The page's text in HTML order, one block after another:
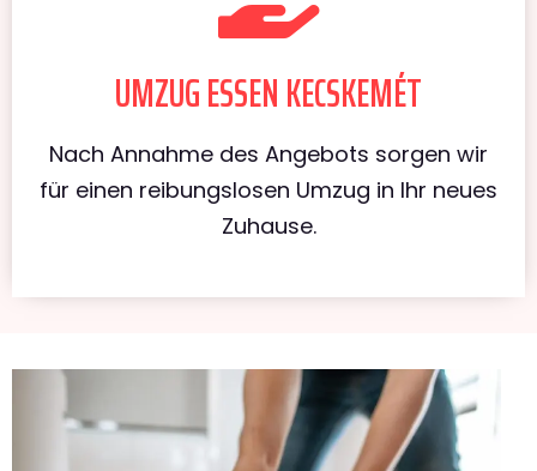
UMZUG ESSEN KECSKEMÉT
Nach Annahme des Angebots sorgen wir
für einen reibungslosen Umzug in Ihr neues
Zuhause.